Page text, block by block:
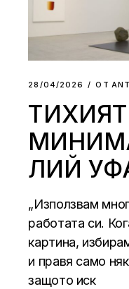
28/04/2026 ОТ
ТИХИЯТ
ЛИЙ
„Използвам
работата си.
картина,
и правя само
защото иск